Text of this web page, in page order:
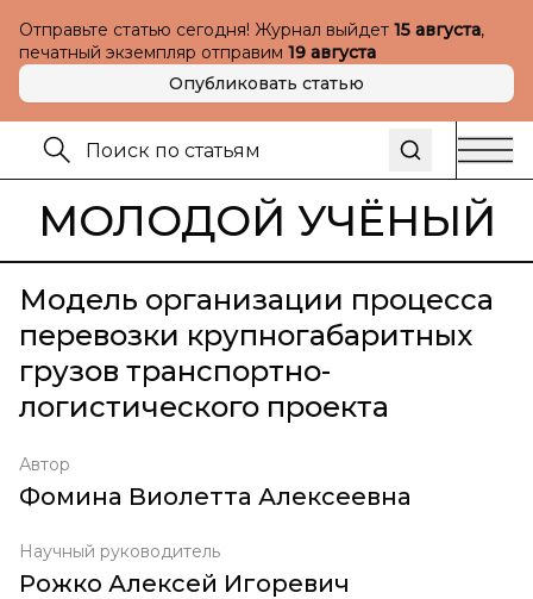
Отправьте статью сегодня! Журнал выйдет 15 августа,
печатный экземпляр отправим 19 августа
Опубликовать статью
МОЛОДОЙ УЧЁНЫЙ
Модель организации процесса
перевозки крупногабаритных
грузов транспортно-
логистического проекта
Автор
Фомина Виолетта Алексеевна
Научный руководитель
Рожко Алексей Игоревич